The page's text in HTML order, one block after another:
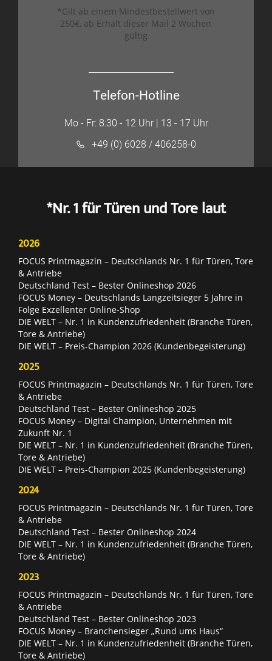
*Gilt ab einem Mindestbestellwert von
250€, ab Erhalt dieser Mail 2 Wochen
gültig
Telefon-Hotline
Mo - Fr: 8:30 - 12 Uhr | 13 - 17 Uhr
+49 (0) 6028 / 406258-0
*Nr. 1 für Türen und Tore laut
2026
FOCUS Printmagazin – Deutschlands Nr. 1 für Türen, Tore
& Antriebe
Deutschland Test – Bester Onlineshop 2026
FOCUS Money – Deutschlands Langzeitsieger 5 Jahre in
Folge Exzellenter Online-Shop
DIE WELT – Nr. 1 in Kundenzufriedenheit (Branche Türen,
Tore & Antriebe)
DIE WELT – Preis-Champion 2026 (Kundenbegeisterung)
2025
FOCUS Printmagazin – Deutschlands Nr. 1 für Türen, Tore
& Antriebe
Deutschland Test – Bester Onlineshop 2025
FOCUS Money – Digital Champion, Unternehmen mit
Zukunft Nr. 1
DIE WELT – Nr. 1 in Kundenzufriedenheit (Branche Türen,
Tore & Antriebe)
DIE WELT – Preis-Champion 2025 (Kundenbegeisterung)
2024
FOCUS Printmagazin – Deutschlands Nr. 1 für Türen, Tore
& Antriebe
Deutschland Test – Bester Onlineshop 2024
DIE WELT – Nr. 1 in Kundenzufriedenheit (Branche Türen,
Tore & Antriebe)
2023
FOCUS Printmagazin – Deutschlands Nr. 1 für Türen, Tore
& Antriebe
Deutschland Test – Bester Onlineshop 2023
FOCUS Money – Branchensieger „Rund ums Haus“
DIE WELT – Nr. 1 in Kundenzufriedenheit (Branche Türen,
Tore & Antriebe)